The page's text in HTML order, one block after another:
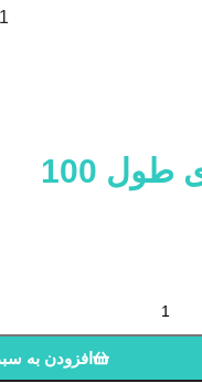
100
افزودن به